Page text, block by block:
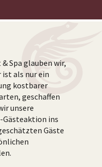
Spa glauben wir,
als nur ein
kostbarer
geschaffen
unsere
ins
Gäste